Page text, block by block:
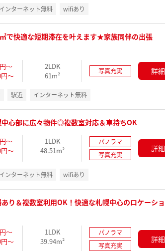
インターネット無料 wifiあり
で快適な短期滞在を叶えます★家族同伴の出張
～
～
2LDK
61m²
写真充実 詳細
駅近 インターネット無料
中心部に広々物件◎複数室対応＆車持ちOK
～
～
1LDK
48.51m²
パノラマ
写真充実
詳細
インターネット無料 wifiあり
り＆複数室利用OK！快適な札幌中心のロケーショ
～
～
1LDK
39.94m²
パノラマ
写真充実
詳細